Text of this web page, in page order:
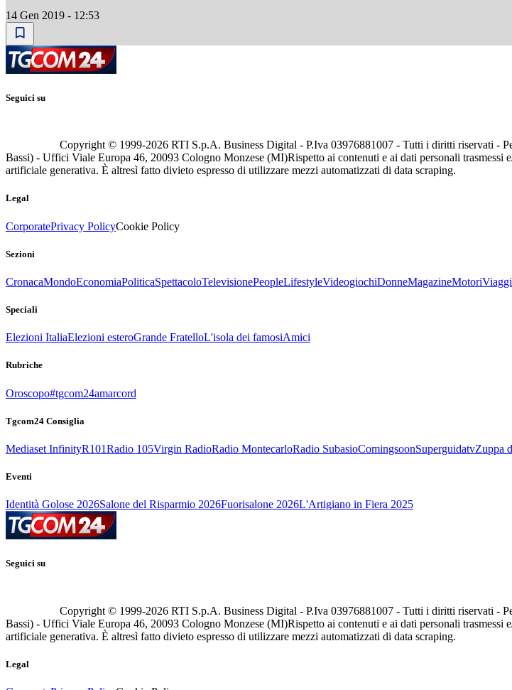
14 Gen 2019 - 12:53
Seguici su
Copyright © 1999-2026 RTI S.p.A. Business Digital - P.Iva 03976881007 - Tutti i diritti riservati -
Bassi) - Uffici Viale Europa 46, 20093 Cologno Monzese (MI)Rispetto ai contenuti e ai dati personali
artificiale generativa. È altresì fatto divieto espresso di utilizzare mezzi automatizzati di data scraping.
Legal
CorporatePrivacy PolicyCookie Policy
Sezioni
CronacaMondoEconomiaPoliticaSpettacoloTelevisionePeopleLifestyleVideogiochiDonneMagazineMotoriViaggi
Speciali
Elezioni ItaliaElezioni esteroGrande FratelloL'isola dei famosiAmici
Rubriche
Oroscopo#tgcom24amarcord
Tgcom24 Consiglia
Mediaset InfinityR101Radio 105Virgin RadioRadio MontecarloRadio SubasioComingsoonSuperguidatvZuppa
Eventi
Identità Golose 2026Salone del Risparmio 2026Fuorisalone 2026L'Artigiano in Fiera 2025
Seguici su
Copyright © 1999-2026 RTI S.p.A. Business Digital - P.Iva 03976881007 - Tutti i diritti riservati -
Bassi) - Uffici Viale Europa 46, 20093 Cologno Monzese (MI)Rispetto ai contenuti e ai dati personali
artificiale generativa. È altresì fatto divieto espresso di utilizzare mezzi automatizzati di data scraping.
Legal